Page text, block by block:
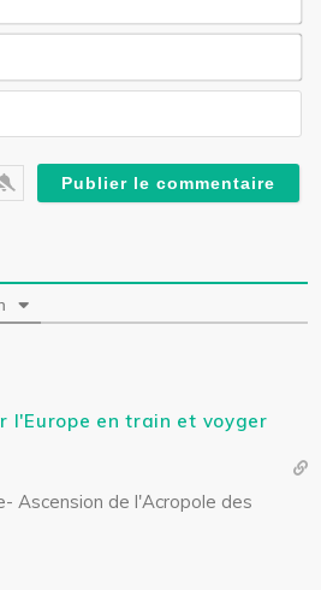
m
E
m
i
l'Europe en train et voyger
Ascension de l'Acropole des